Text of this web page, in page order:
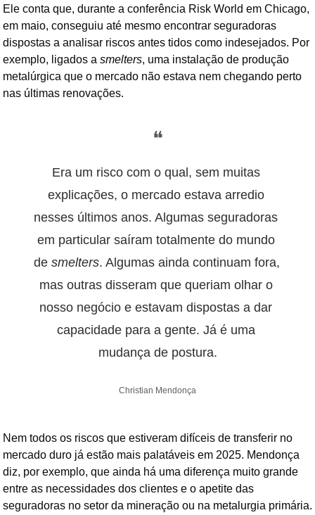
Ele conta que, durante a conferência Risk World em Chicago,
em maio, conseguiu até mesmo encontrar seguradoras
dispostas a analisar riscos antes tidos como indesejados. Por
exemplo, ligados a smelters, uma instalação de produção
metalúrgica que o mercado não estava nem chegando perto
nas últimas renovações.
❝
Era um risco com o qual, sem muitas
explicações, o mercado estava arredio
nesses últimos anos. Algumas seguradoras
em particular saíram totalmente do mundo
de smelters. Algumas ainda continuam fora,
mas outras disseram que queriam olhar o
nosso negócio e estavam dispostas a dar
capacidade para a gente. Já é uma
mudança de postura.
Christian Mendonça
Nem todos os riscos que estiveram difíceis de transferir no
mercado duro já estão mais palatáveis em 2025. Mendonça
diz, por exemplo, que ainda há uma diferença muito grande
entre as necessidades dos clientes e o apetite das
seguradoras no setor da mineração ou na metalurgia primária.